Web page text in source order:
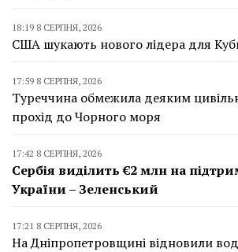
18:19 8 СЕРПНЯ, 2026
США шукають нового лідера для
17:59 8 СЕРПНЯ, 2026
Туреччина обмежила деяким
прохід до Чорного моря
17:42 8 СЕРПНЯ, 2026
Сербія виділить €2 млн на
України – Зеленський
17:21 8 СЕРПНЯ, 2026
На Дніпропетровщині відновили